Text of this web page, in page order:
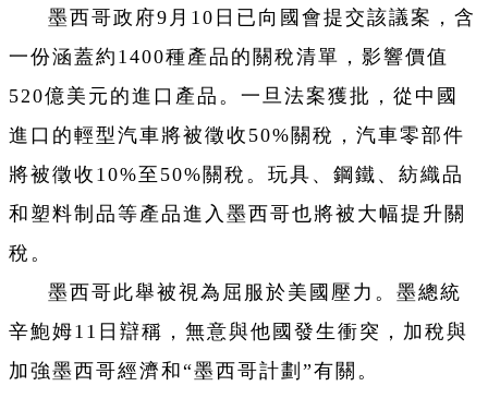
墨西哥政府9月10日已向國會提交該議案，含
一份涵蓋約1400種產品的關稅清單，影響價值
520億美元的進口產品。一旦法案獲批，從中國
進口的輕型汽車將被徵收50%關稅，汽車零部件
將被徵收10%至50%關稅。玩具、鋼鐵、紡織品
和塑料制品等產品進入墨西哥也將被大幅提升關
稅。
墨西哥此舉被視為屈服於美國壓力。墨總統
辛鮑姆11日辯稱，無意與他國發生衝突，加稅與
加強墨西哥經濟和“墨西哥計劃”有關。